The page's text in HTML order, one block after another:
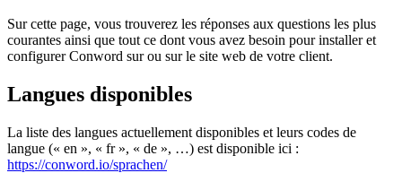
Sur cette page, vous trouverez les réponses aux questions les plus
courantes ainsi que tout ce dont vous avez besoin pour installer et
configurer Conword sur ou sur le site web de votre client.
Langues disponibles
La liste des langues actuellement disponibles et leurs codes de
langue (« en », « fr », « de », …) est disponible ici :
https://conword.io/sprachen/